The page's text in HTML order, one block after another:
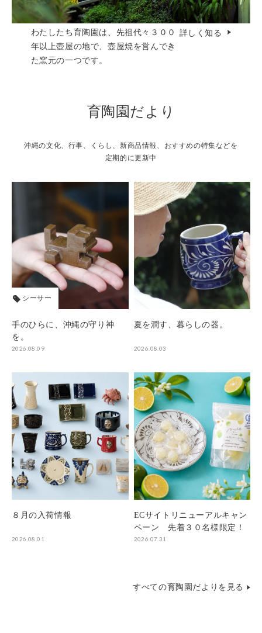
わたしたち育陶園は、先祖代々３００
年以上壺屋の地で、壺屋焼を営んでき
た窯元の一つです。
詳しく知る
育陶園だより
沖縄の文化、行事、くらし、新商品情報、おすすめの特集などを
定期的に更新中
シーサー
手のひらに、沖縄の守り神
を。
2026.08.09
夏を潤す、暮らしの器。
2026.08.03
８月の入荷情報
2026.08.01
ECサイトリニューアルキャン
ペーン 先着３０名様限定！
2026.07.31
すべての育陶園だよりを見る